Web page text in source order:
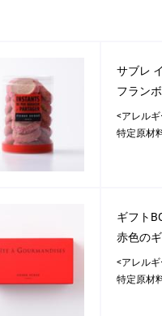
サブレ
フラン
<アレル
特定原材
ギフト
赤色の
<アレル
特定原材